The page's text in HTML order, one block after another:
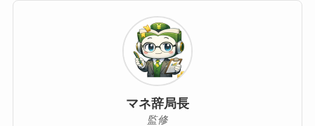
マネ辞局長
監修